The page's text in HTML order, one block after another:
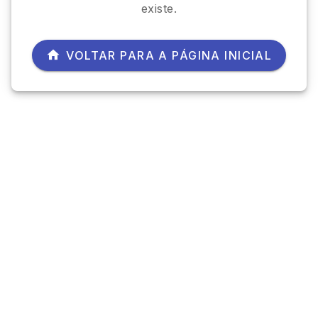
existe.
VOLTAR PARA A PÁGINA INICIAL